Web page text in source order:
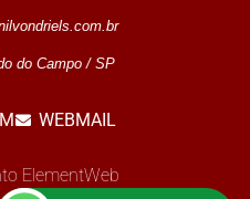
do Campo / SP
WEBMAIL
ElementWeb